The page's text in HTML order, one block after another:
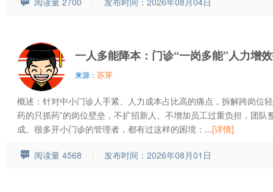
一人多能降本：门诊“一岗多能”人力增
来源： 苏芽
概述：针对中小门诊人手紧、人力成本占比高的痛点，拆解跨岗位
药的只抓药”的岗位壁垒，不扩招新人、不增加员工过重负担，团
成。很多开小门诊的管理者，都有过这样的困境：...[详情]
阅读量 4568 发布时间：2026年08月01日